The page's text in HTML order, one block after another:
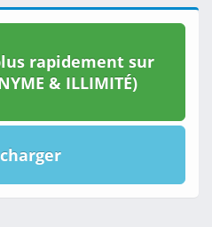
rapidement sur
& ILLIMITÉ)